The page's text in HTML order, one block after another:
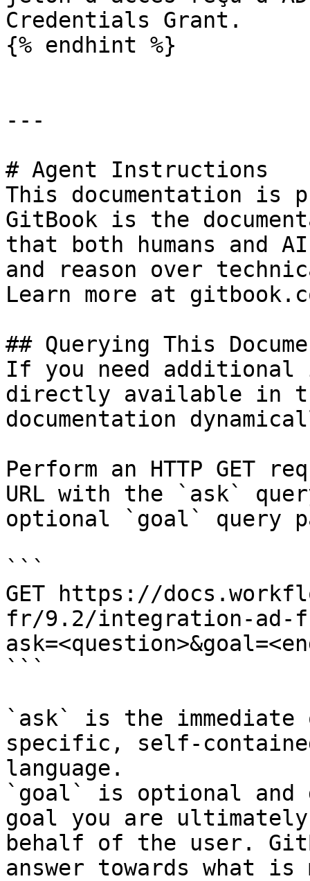
Credentials Grant.
{% endhint %}
---
# Agent Instructions
This documentation is
GitBook is the
that both humans and
and reason over
Learn more at
## Querying This
If you need
directly available in
documentation
Perform an HTTP GET
URL with the `ask`
optional `goal` query
```
GET https://
fr/9.2/integration-ad-
```
`ask` is the
specific, self-
language.
`goal` is optional and
goal you are
behalf of the user.
answer towards what